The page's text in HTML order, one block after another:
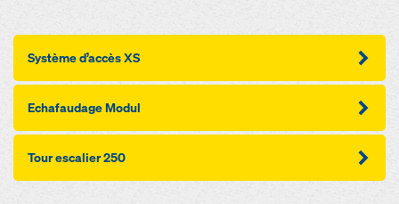
Système d’accès XS
Echafaudage Modul
Tour escalier 250